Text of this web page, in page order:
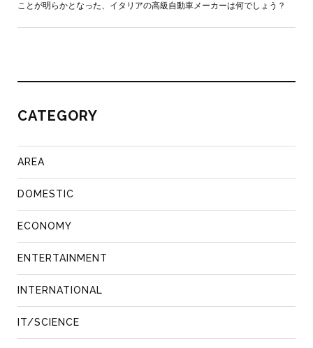
ことが明らかとなった、イタリアの高級自動車メーカーは何でしょう？
CATEGORY
AREA
DOMESTIC
ECONOMY
ENTERTAINMENT
INTERNATIONAL
IT/SCIENCE